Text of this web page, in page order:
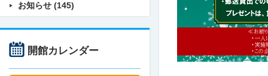
お知らせ (145)
開館カレンダー